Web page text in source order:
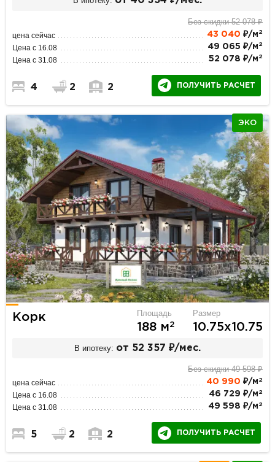
Без скидки 52 078 ₽
цена сейчас 43 040 ₽/м 2
Цена с 16.08 49 065 ₽/м 2
Цена с 31.08 52 078 ₽/м 2
4 2 2 ПОЛУЧИТЬ РАСЧЕТ
ЭКО
Корк Площадь
188 м2
Размер
10.75х10.75
В ипотеку: от 52 357 ₽/мес.
Без скидки 49 598 ₽
цена сейчас 40 990 ₽/м 2
Цена с 16.08 46 729 ₽/м 2
Цена с 31.08 49 598 ₽/м 2
5 2 2 ПОЛУЧИТЬ РАСЧЕТ